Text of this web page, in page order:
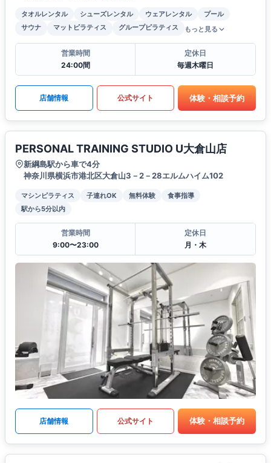
タオルレンタル シューズレンタル ウェアレンタル
プール
サウナ
マットピラティス グループピラティス もっと見る
営業時間
24:00間
定休日
毎週木曜日
店舗情報 公式サイト 体験・相談予約
PERSONAL TRAINING STUDIO U大倉山店
新綱島駅から車で4分
神奈川県横浜市港北区大倉山3－2－28エルムハイム102
マシンピラティス 子連れOK 無料体験
食事指導
駅から5分以内
営業時間
9:00〜23:00
定休日
月・木
店舗情報 公式サイト 体験・相談予約